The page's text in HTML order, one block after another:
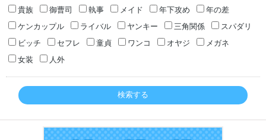
貴族
御曹司 執事 メイド 年下攻め
年の差
ケンカップル
ライバル ヤンキー 三角関係
スパダリ
ビッチ
セフレ 童貞 ワンコ オヤジ
メガネ
女装
人外
検索する